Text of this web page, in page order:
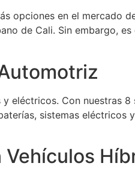
opciones en el mercado
de Cali. Sin embargo,
eléctricos. Con nuestras 8
sistemas eléctricos